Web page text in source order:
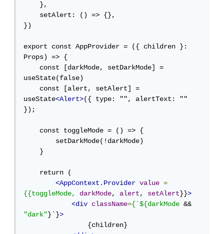
    },
    setAlert: () => {},
})
export const AppProvider = ({ children }:
Props) => {
    const [darkMode, setDarkMode] =
useState(false)
    const [alert, setAlert] =
useState<Alert>({ type: "", alertText: ""
});
    const toggleMode = () => {
        setDarkMode(!darkMode)
    }
    return (
<AppContext.Provider
value
=
{{toggleMode,
darkMode, alert, setAlert}}>
<div
className={`${darkMode
"dark"}`}>
                {children}